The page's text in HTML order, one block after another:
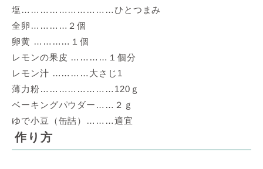
塩…………………………ひとつまみ
全卵…………２個
卵黄 …………１個
レモンの果皮 …………１個分
レモン汁 …………大さじ1
薄力粉……………………120ｇ
ベーキングパウダー……２ｇ
ゆで小豆（缶詰）………適宜
作り方